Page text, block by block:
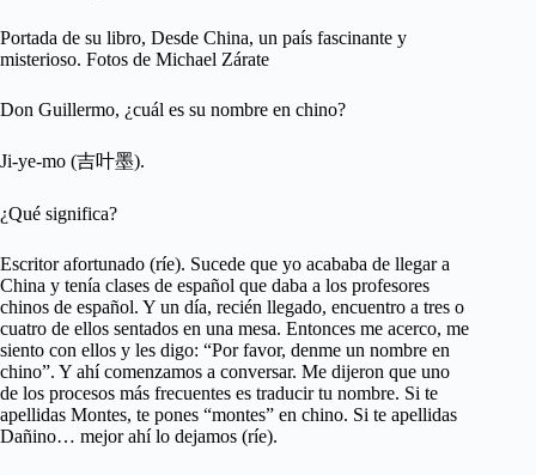
Portada de su libro, Desde China, un país fascinante y
misterioso. Fotos de Michael Zárate
Don Guillermo, ¿cuál es su nombre en chino?
Ji-ye-mo (吉叶墨).
¿Qué significa?
Escritor afortunado (ríe). Sucede que yo acababa de llegar a
China y tenía clases de español que daba a los profesores
chinos de español. Y un día, recién llegado, encuentro a tres o
cuatro de ellos sentados en una mesa. Entonces me acerco, me
siento con ellos y les digo: “Por favor, denme un nombre en
chino”. Y ahí comenzamos a conversar. Me dijeron que uno
de los procesos más frecuentes es traducir tu nombre. Si te
apellidas Montes, te pones “montes” en chino. Si te apellidas
Dañino… mejor ahí lo dejamos (ríe).